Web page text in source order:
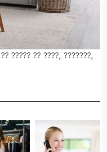
????? ?? ????, ???????,